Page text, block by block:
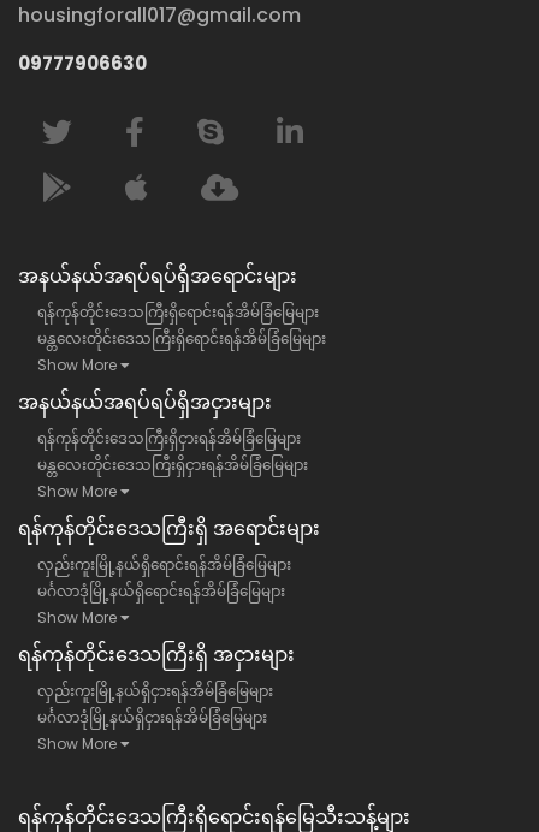
housingforall017@gmail.com
09777906630
အနယ်နယ်အရပ်ရပ်ရှိအရောင်းများ
ရန်ကုန်တိုင်းဒေသကြီးရှိရောင်းရန်အိမ်ခြံမြေများ
မန္တလေးတိုင်းဒေသကြီးရှိရောင်းရန်အိမ်ခြံမြေများ
Show More
အနယ်နယ်အရပ်ရပ်ရှိအငှားများ
ရန်ကုန်တိုင်းဒေသကြီးရှိငှားရန်အိမ်ခြံမြေများ
မန္တလေးတိုင်းဒေသကြီးရှိငှားရန်အိမ်ခြံမြေများ
Show More
ရန်​ကုန်တိုင်းဒေသကြီး​ရှိ အရောင်းများ
လှည်းကူးမြို့နယ်ရှိရောင်းရန်အိမ်ခြံမြေများ
မင်္ဂလာဒုံမြို့နယ်ရှိရောင်းရန်အိမ်ခြံမြေများ
Show More
ရန်​ကုန်တိုင်းဒေသကြီး​ရှိ အငှားများ
လှည်းကူးမြို့နယ်ရှိငှားရန်အိမ်ခြံမြေများ
မင်္ဂလာဒုံမြို့နယ်ရှိငှားရန်အိမ်ခြံမြေများ
Show More
ရန်ကုန်တိုင်းဒေသကြီး​ရှိရောင်းရန်မြေသီးသန့်များ